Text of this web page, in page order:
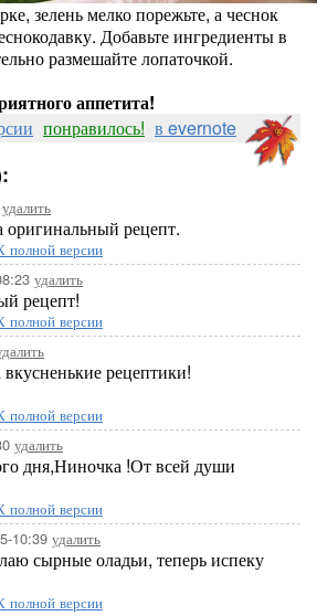
зелень мелко порежьте, а чеснок
Добавьте ингредиенты в
размешайте лопаточкой.
аппетита!
понравилось! в evernote
удалить
рецепт.
полной версии
удалить
рецепт!
полной версии
рецептики!
полной версии
удалить
дня,Ниночка !От всей души
полной версии
10:39 удалить
сырные оладьи, теперь испеку
полной версии